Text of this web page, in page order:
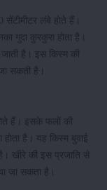
लंबे होते हैं।
गुदा कुरकुरा होता है।
है। इस किस्म की
सकती है।
हैं। इसके फलों की
होता है। यह किस्म बुवाई
खीरे की इस प्रजाति से
जा सकता है।